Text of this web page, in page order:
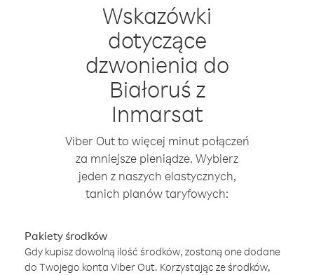
Wskazówki
dotyczące
dzwonienia do
Białoruś z
Inmarsat
Viber Out to więcej minut połączeń
za mniejsze pieniądze. Wybierz
jeden z naszych elastycznych,
tanich planów taryfowych:
Pakiety środków
Gdy kupisz dowolną ilość środków, zostaną one dodane
do Twojego konta Viber Out. Korzystając ze środków,